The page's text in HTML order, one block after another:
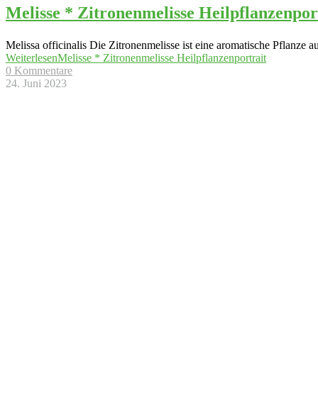
Melisse * Zitronenmelisse
Melissa officinalis Die Zitronenmelisse ist eine aromatische Pflanze
WeiterlesenMelisse * Zitronenmelisse Heilpflanzenportrait
0 Kommentare
24. Juni 2023